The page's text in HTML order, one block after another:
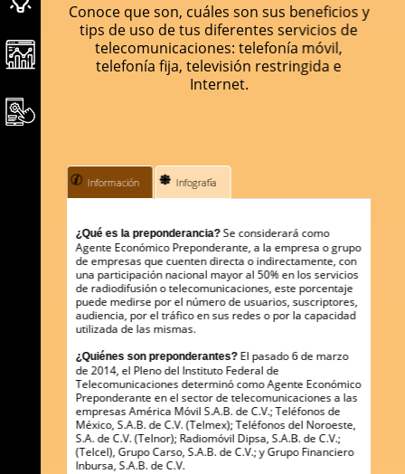
Conoce que son, cuáles son sus beneficios y
tips de uso de tus diferentes servicios de
telecomunicaciones: telefonía móvil,
telefonía fija, televisión restringida e
Internet.
Información Infografía
¿Qué es la preponderancia?Se considerará como
Agente Económico Preponderante, a la empresa o grupo
de empresas que cuenten directa o indirectamente, con
una participación nacional mayor al 50% en los servicios
de radiodifusión o telecomunicaciones, este porcentaje
puede medirse por el número de usuarios, suscriptores,
audiencia, por el tráfico en sus redes o por la capacidad
utilizada de las mismas.
¿Quiénes son preponderantes?El pasado 6 de marzo
de 2014, el Pleno del Instituto Federal de
Telecomunicaciones determinó como Agente Económico
Preponderante en el sector de telecomunicaciones a las
empresas América Móvil S.A.B. de C.V.; Teléfonos de
México, S.A.B. de C.V. (Telmex); Teléfonos del Noroeste,
S.A. de C.V. (Telnor); Radiomóvil Dipsa, S.A.B. de C.V.;
(Telcel), Grupo Carso, S.A.B. de C.V.; y Grupo Financiero
Inbursa, S.A.B. de C.V.